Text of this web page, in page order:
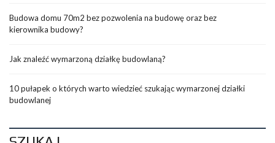
Budowa domu 70m2 bez pozwolenia na budowę oraz bez
kierownika budowy?
Jak znaleźć wymarzoną działkę budowlaną?
10 pułapek o których warto wiedzieć szukając wymarzonej działki
budowlanej